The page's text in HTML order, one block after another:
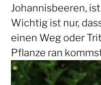
Johannisbeeren,
Wichtig ist nur,
einen Weg oder
Pflanze ran